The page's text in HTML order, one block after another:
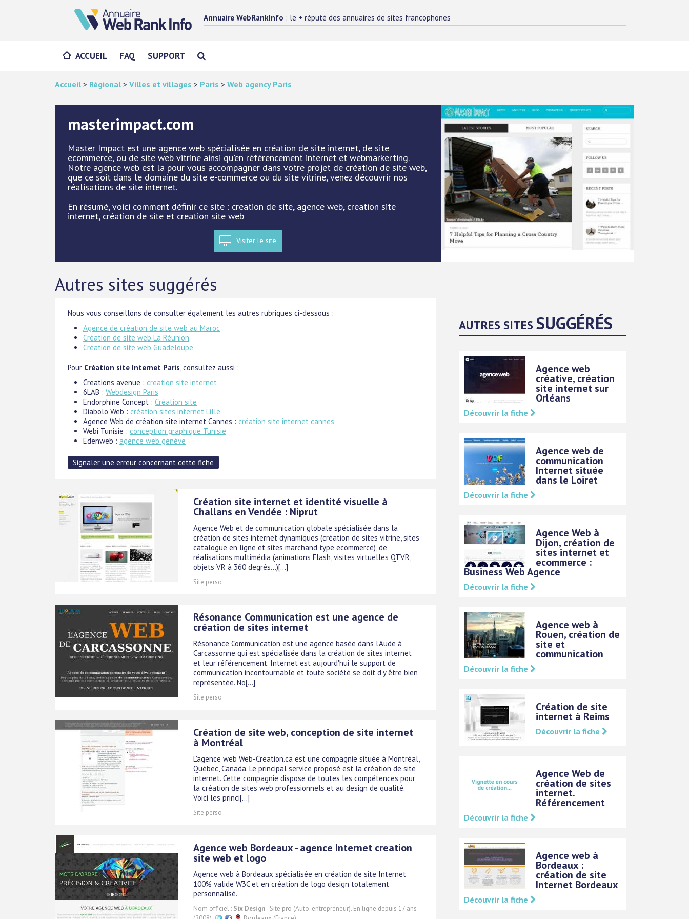
Annuaire WebRankInfo : le + réputé des annuaires de sites francophones
ACCUEIL FAQ SUPPORT
Accueil > Régional > Villes et villages > Paris > Web agency Paris
masterimpact.com
Master Impact est une agence web spécialisée en création de site internet, de site
ecommerce, ou de site web vitrine ainsi qu'en référencement internet et webmarkerting.
Notre agence web est la pour vous accompagner dans votre projet de création de site web,
que ce soit dans le domaine du site e-commerce ou du site vitrine, venez découvrir nos
réalisations de site internet.
En résumé, voici comment définir ce site : creation de site, agence web, creation site
internet, création de site et creation site web
Visiter le site
Autres sites suggérés
Nous vous conseillons de consulter également les autres rubriques ci-dessous :
Agence de création de site web au Maroc
Création de site web La Réunion
Création de site web Guadeloupe
Pour Création site Internet Paris , consultez aussi :
Creations avenue : creation site internet
6LAB : Webdesign Paris
Endorphine Concept : Création site
Diabolo Web : création sites internet Lille
Agence Web de création site internet Cannes : création site internet cannes
Webi Tunisie : conception graphique Tunisie
Edenweb : agence web genève
Création site internet et identité visuelle à
Challans en Vendée : Niprut
Agence Web et de communication globale spécialisée dans la
création de sites internet dynamiques (création de sites vitrine, sites
catalogue en ligne et sites marchand type ecommerce), de
réalisations multimédia (animations Flash, visites virtuelles QTVR,
objets VR à 360 degrés...)[...]
Site perso
Résonance Communication est une agence de
création de sites internet
Résonance Communication est une agence basée dans l'Aude à
Carcassonne qui est spécialisée dans la création de sites internet
et leur référencement. Internet est aujourd'hui le support de
communication incontournable et toute société se doit d'y être bien
représentée. No[...]
Site perso
Création de site web, conception de site internet
à Montréal
L'agence web Web-Creation.ca est une compagnie située à Montréal,
Québec, Canada. Le principal service proposé est la création de site
internet. Cette compagnie dispose de toutes les compétences pour
la création de sites web professionnels et au design de qualité.
Voici les princi[...]
Site perso
Agence web Bordeaux - agence Internet creation
site web et logo
Agence web à Bordeaux spécialisée en création de site Internet
100% valide W3C et en création de logo design totalement
personnalisé.
Nom officiel : Six Design- Site pro (Auto-entrepreneur). En ligne depuis 17 ans
AUTRES SITESSUGGÉRÉS
Agence web
créative, création
site internet sur
Orléans
Découvrir la fiche
Agence web de
communication
Internet située
dans le Loiret
Découvrir la fiche
Agence Web à
Dijon, création de
sites internet et
ecommerce :
Business Web Agence
Découvrir la fiche
Agence web à
Rouen, création de
site et
communication
Découvrir la fiche
Création de site
internet à Reims
Découvrir la fiche
Agence Web de
création de sites
internet.
Référencement
Découvrir la fiche
Agence web à
Bordeaux :
création de site
Internet Bordeaux
Découvrir la fiche